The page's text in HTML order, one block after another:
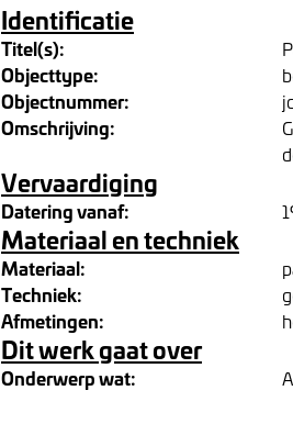
Identificatie
Titel(s):
Objecttype:
Objectnummer:
Omschrijving:
Vervaardiging
Datering vanaf:
Materiaal en techniek
Materiaal:
Techniek:
Afmetingen:
Dit werk gaat over
Onderwerp wat: